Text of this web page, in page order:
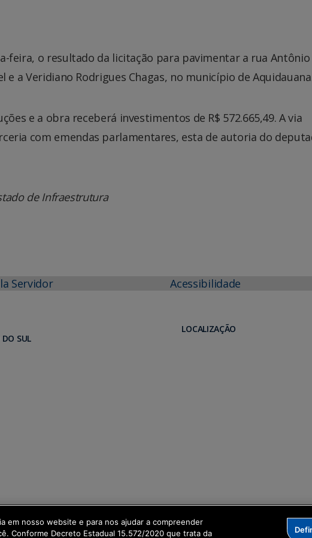
feira, o resultado da licitação para pavimentar a rua Antônio
e a Veridiano Rodrigues Chagas, no município de
e a obra receberá investimentos de R$ 572.665,49. A via
com emendas parlamentares, esta de autoria do
de Infraestrutura
Servidor Acessibilidade
SUL
LOCALIZAÇÃO
em nosso website e para nos ajudar a compreender
Conforme Decreto Estadual 15.572/2020 que trata da